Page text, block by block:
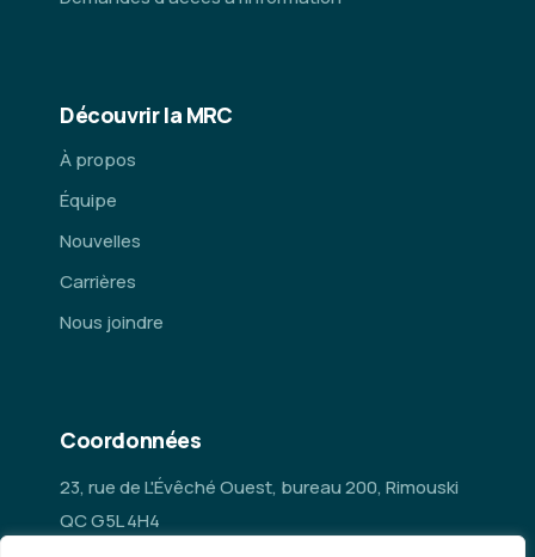
Découvrir la MRC
À propos
Équipe
Nouvelles
Carrières
Nous joindre
Coordonnées
23, rue de L'Évêché Ouest, bureau 200, Rimouski
QC G5L 4H4